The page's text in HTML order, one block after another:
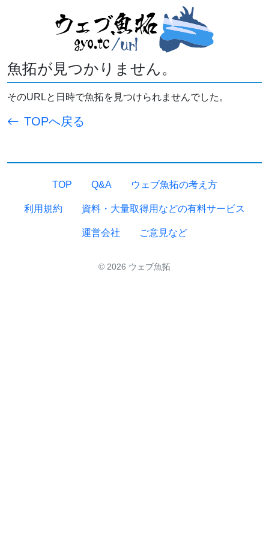
魚拓が見つかりません。
そのURLと日時で魚拓を見つけられませんでした。
TOPへ戻る
TOP Q&A ウェブ魚拓の考え方
利用規約 資料・大量取得用などの有料サービス
運営会社 ご意見など
© 2026 ウェブ魚拓